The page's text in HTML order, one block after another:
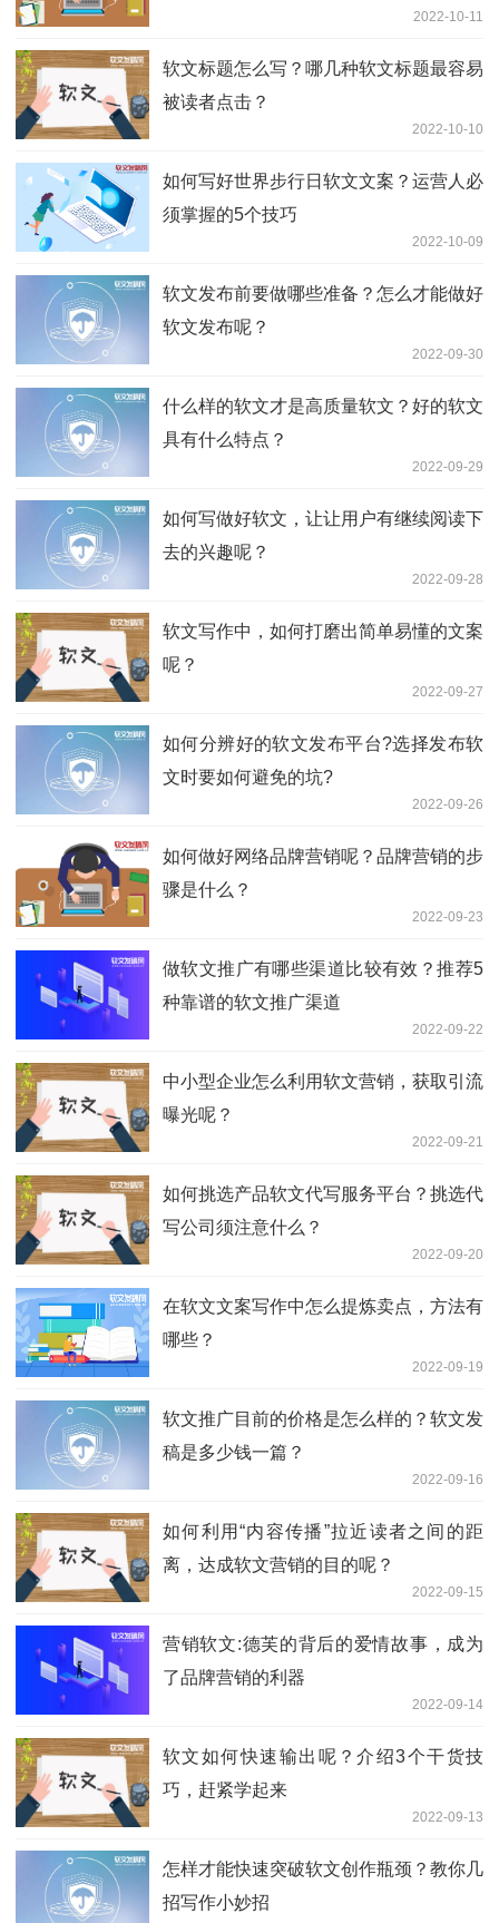
2022-10-11
软文标题怎么写？哪几种软文标题最容易
被读者点击？
2022-10-10
如何写好世界步行日软文文案？运营人必
须掌握的5个技巧
2022-10-09
软文发布前要做哪些准备？怎么才能做好
软文发布呢？
2022-09-30
什么样的软文才是高质量软文？好的软文
具有什么特点？
2022-09-29
如何写做好软文，让让用户有继续阅读下
去的兴趣呢？
2022-09-28
软文写作中，如何打磨出简单易懂的文案
呢？
2022-09-27
如何分辨好的软文发布平台?选择发布软
文时要如何避免的坑?
2022-09-26
如何做好网络品牌营销呢？品牌营销的步
骤是什么？
2022-09-23
做软文推广有哪些渠道比较有效？推荐5
种靠谱的软文推广渠道
2022-09-22
中小型企业怎么利用软文营销，获取引流
曝光呢？
2022-09-21
如何挑选产品软文代写服务平台？挑选代
写公司须注意什么？
2022-09-20
在软文文案写作中怎么提炼卖点，方法有
哪些？
2022-09-19
软文推广目前的价格是怎么样的？软文发
稿是多少钱一篇？
2022-09-16
如何利用“内容传播”拉近读者之间的距
离，达成软文营销的目的呢？
2022-09-15
营销软文:德芙的背后的爱情故事，成为
了品牌营销的利器
2022-09-14
软文如何快速输出呢？介绍3个干货技
巧，赶紧学起来
2022-09-13
怎样才能快速突破软文创作瓶颈？教你几
招写作小妙招